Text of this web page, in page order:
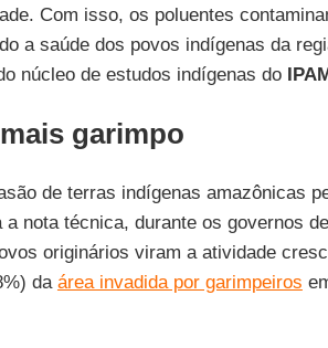
Com isso, os poluentes
a saúde dos povos indígenas da
núcleo de estudos indígenas do
garimpo
de terras indígenas amazônicas
a nota técnica, durante os governos de
originários viram a atividade
da área invadida por garimpeiros